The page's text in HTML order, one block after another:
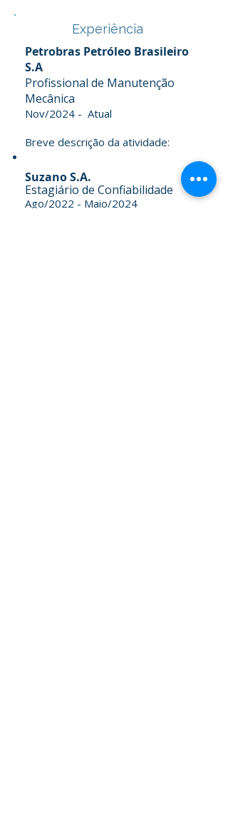
Experiência
Petrobras Petróleo Brasileiro
S.A
Profissional de Manutenção
Mecânica
Nov/2024 - Atual
Breve descrição da atividade:
Suzano S.A.
Estagiário de Confiabilidade
Ago/2022 - Maio/2024